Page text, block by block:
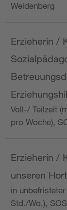
Weidenberg
Erzieherin /
Voll-/ Teilzeit
pro Woche),
Erzieherin /
unseren Hort
in
Std./Wo.),